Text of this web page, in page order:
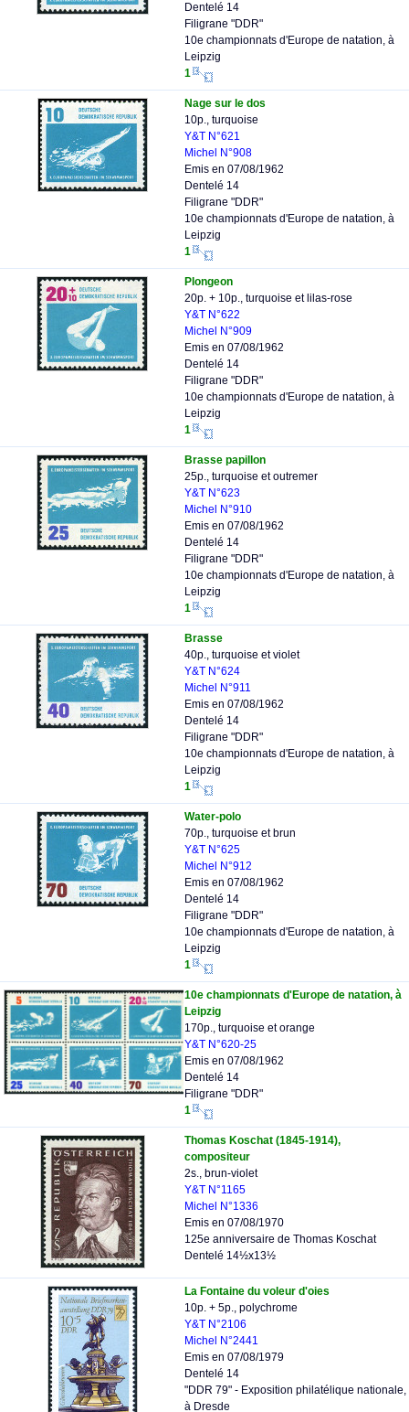
Dentelé 14
Filigrane "DDR"
10e championnats d'Europe de natation, à
Leipzig
1
Nage sur le dos
10p., turquoise
Y&T N°621
Michel N°908
Emis en 07/08/1962
Dentelé 14
Filigrane "DDR"
10e championnats d'Europe de natation, à
Leipzig
1
Plongeon
20p. + 10p., turquoise et lilas-rose
Y&T N°622
Michel N°909
Emis en 07/08/1962
Dentelé 14
Filigrane "DDR"
10e championnats d'Europe de natation, à
Leipzig
1
Brasse papillon
25p., turquoise et outremer
Y&T N°623
Michel N°910
Emis en 07/08/1962
Dentelé 14
Filigrane "DDR"
10e championnats d'Europe de natation, à
Leipzig
1
Brasse
40p., turquoise et violet
Y&T N°624
Michel N°911
Emis en 07/08/1962
Dentelé 14
Filigrane "DDR"
10e championnats d'Europe de natation, à
Leipzig
1
Water-polo
70p., turquoise et brun
Y&T N°625
Michel N°912
Emis en 07/08/1962
Dentelé 14
Filigrane "DDR"
10e championnats d'Europe de natation, à
Leipzig
1
10e championnats d'Europe de natation, à
Leipzig
170p., turquoise et orange
Y&T N°620-25
Emis en 07/08/1962
Dentelé 14
Filigrane "DDR"
1
Thomas Koschat (1845-1914),
compositeur
2s., brun-violet
Y&T N°1165
Michel N°1336
Emis en 07/08/1970
125e anniversaire de Thomas Koschat
Dentelé 14½x13½
La Fontaine du voleur d'oies
10p. + 5p., polychrome
Y&T N°2106
Michel N°2441
Emis en 07/08/1979
Dentelé 14
"DDR 79" - Exposition philatélique nationale,
à Dresde